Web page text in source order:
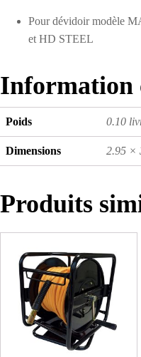
Pour dévidoir modèle
et HD STEEL
Information
Poids 0.10
Dimensions 2.95 ×
Produits